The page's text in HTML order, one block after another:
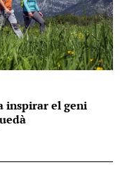
inspirar el geni